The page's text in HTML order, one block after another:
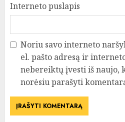
Interneto puslapis
Noriu savo interneto
el. pašto adresą ir
nebereiktų įvesti iš naujo,
norėsiu parašyti